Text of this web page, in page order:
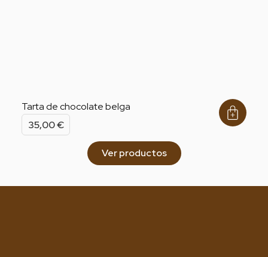
Tarta de chocolate belga
35,00€
Ver productos